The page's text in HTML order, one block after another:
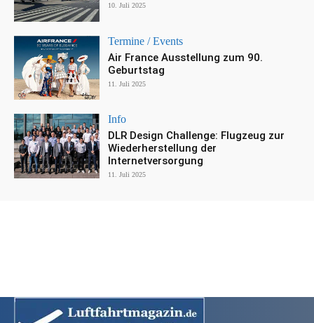
10. Juli 2025
Termine / Events
Air France Ausstellung zum 90.
Geburtstag
11. Juli 2025
Info
DLR Design Challenge: Flugzeug zur
Wiederherstellung der
Internetversorgung
11. Juli 2025